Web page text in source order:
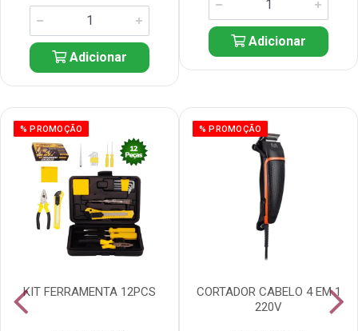
Adicionar
Adicionar
% PROMOÇÃO
KIT FERRAMENTA 12PCS
% PROMOÇÃO
CORTADOR CABELO 4 EM 1
220V